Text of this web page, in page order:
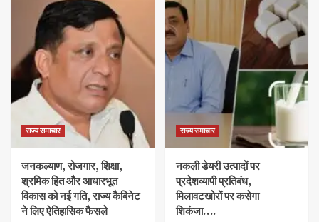
राज्य समाचार
जनकल्याण, रोजगार, शिक्षा,
श्रमिक हित और आधारभूत
विकास को नई गति, राज्य कैबिनेट
ने लिए ऐतिहासिक फैसले
राज्य समाचार
नकली डेयरी उत्पादों पर
प्रदेशव्यापी प्रतिबंध,
मिलावटखोरों पर कसेगा
शिकंजा….